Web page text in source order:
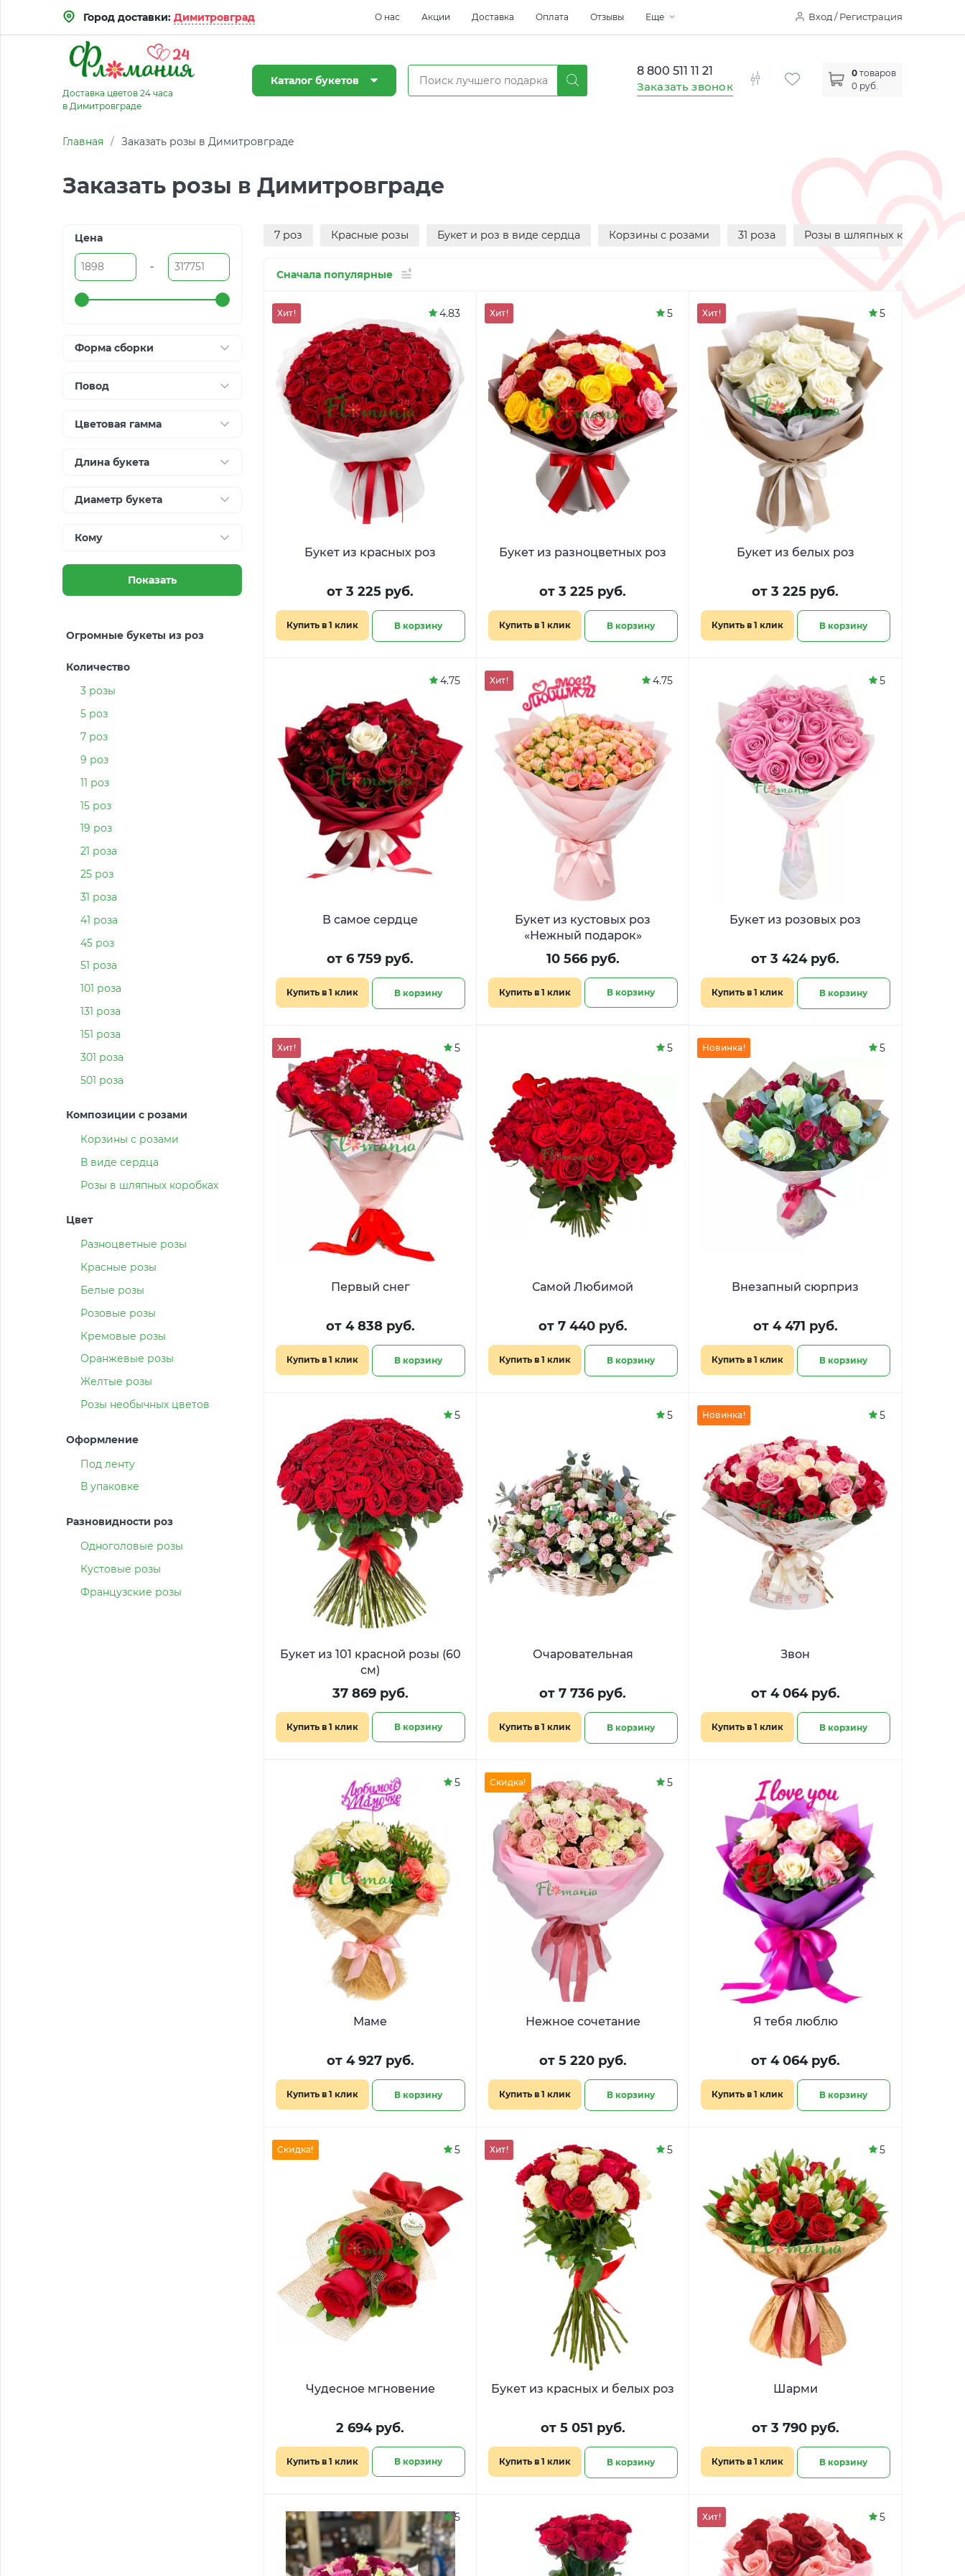
Вход / Регистрация
Город доставки: Димитровград О нас Акции Доставка Оплата Отзывы Еще
0 товаров
0 руб.
8 800 511 11 21
Заказать звонок
Доставка цветов 24 часа
в Димитровграде
Каталог букетов
Главная / Заказать розы в Димитровграде
Заказать розы в Димитровграде
Цена
-
Форма сборки
Повод
Цветовая гамма
Длина букета
Диаметр букета
Кому
Показать
Огромные букеты из роз
Количество
3 розы
5 роз
7 роз
9 роз
11 роз
15 роз
19 роз
21 роза
25 роз
31 роза
41 роза
45 роз
51 роза
101 роза
131 роза
151 роза
301 роза
501 роза
Композиции с розами
Корзины с розами
В виде сердца
Розы в шляпных коробках
Цвет
Разноцветные розы
Красные розы
Белые розы
Розовые розы
Кремовые розы
Оранжевые розы
Желтые розы
Розы необычных цветов
Оформление
Под ленту
В упаковке
Разновидности роз
Одноголовые розы
Кустовые розы
Французские розы
7 роз Красные розы Букет и роз в виде сердца Корзины с розами 31 роза Розы в шляпных коробках
Сначала популярные
Букет из красных роз
от 3 225 руб.
Купить в 1 клик В корзину
Хит! 4.83
Букет из разноцветных роз
от 3 225 руб.
Купить в 1 клик В корзину
Хит! 5
Букет из белых роз
от 3 225 руб.
Купить в 1 клик В корзину
Хит! 5
В самое сердце
от 6 759 руб.
Купить в 1 клик В корзину
4.75
Букет из кустовых роз
«Нежный подарок»
10 566 руб.
Купить в 1 клик В корзину
Хит! 4.75
Букет из розовых роз
от 3 424 руб.
Купить в 1 клик В корзину
5
Первый снег
от 4 838 руб.
Купить в 1 клик В корзину
Хит! 5
Самой Любимой
от 7 440 руб.
Купить в 1 клик В корзину
5
Внезапный сюрприз
от 4 471 руб.
Купить в 1 клик В корзину
Новинка! 5
Букет из 101 красной розы (60
см)
37 869 руб.
Купить в 1 клик В корзину
5
Очаровательная
от 7 736 руб.
Купить в 1 клик В корзину
5
Звон
от 4 064 руб.
Купить в 1 клик В корзину
Новинка! 5
Маме
от 4 927 руб.
Купить в 1 клик В корзину
5
Нежное сочетание
от 5 220 руб.
Купить в 1 клик В корзину
Скидка! 5
Я тебя люблю
от 4 064 руб.
Купить в 1 клик В корзину
Чудесное мгновение
2 694 руб.
Купить в 1 клик В корзину
Скидка! 5
Букет из красных и белых роз
от 5 051 руб.
Купить в 1 клик В корзину
Хит! 5
Шарми
от 3 790 руб.
Купить в 1 клик В корзину
5
5 Хит! 5